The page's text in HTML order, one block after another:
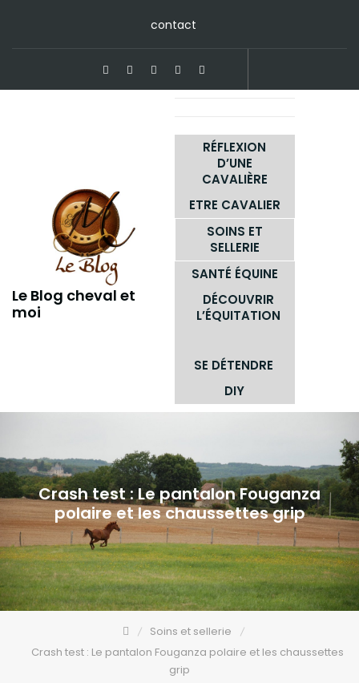
contact
Le Blog cheval et
moi
RÉFLEXION
D’UNE
CAVALIÈRE
ETRE CAVALIER
SOINS ET
SELLERIE
SANTÉ ÉQUINE
DÉCOUVRIR
L’ÉQUITATION
SE DÉTENDRE
DIY
Crash test : Le pantalon Fouganza
polaire et les chaussettes grip
Soins et sellerie
Crash test : Le pantalon Fouganza polaire et les chaussettes
grip